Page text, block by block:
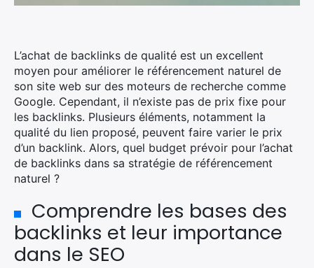
L’achat de backlinks de qualité est un excellent
moyen pour améliorer le référencement naturel de
son site web sur des moteurs de recherche comme
Google. Cependant, il n’existe pas de prix fixe pour
les backlinks. Plusieurs éléments, notamment la
qualité du lien proposé, peuvent faire varier le prix
d’un backlink. Alors, quel budget prévoir pour l’achat
de backlinks dans sa stratégie de référencement
naturel ?
Comprendre les bases des
backlinks et leur importance
dans le SEO